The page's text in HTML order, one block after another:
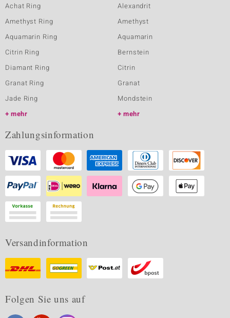
Achat Ring
Amethyst Ring
Aquamarin Ring
Citrin Ring
Diamant Ring
Granat Ring
Jade Ring
mehr
Alexandrit
Amethyst
Aquamarin
Bernstein
Citrin
Granat
Mondstein
mehr
Zahlungsinformation
Versandinformation
Folgen Sie uns auf